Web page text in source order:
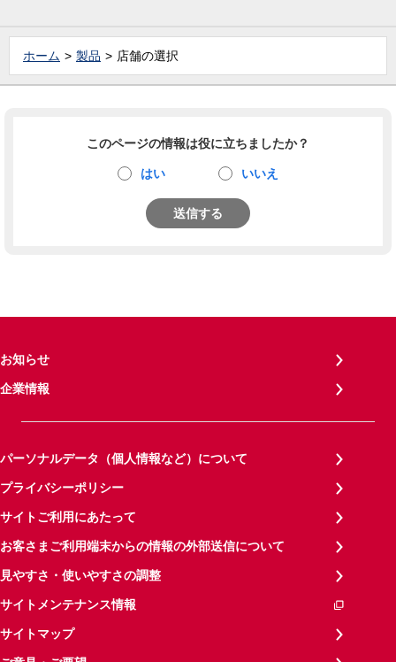
ホーム 製品 店舗の選択
このページの情報は役に立ちましたか？
はい いいえ
送信する
お知らせ
企業情報
パーソナルデータ（個人情報など）について
プライバシーポリシー
サイトご利用にあたって
お客さまご利用端末からの情報の外部送信について
見やすさ・使いやすさの調整
サイトメンテナンス情報
サイトマップ